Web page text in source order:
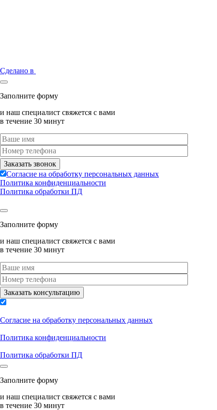
Сделано в
Заполните форму
и наш специалист свяжется с вами
в течение 30 минут
Согласие на обработку персональных данных
Политика конфиденциальности
Политика обработки ПД
Заполните форму
и наш специалист свяжется с вами
в течение 30 минут
Согласие на обработку персональных данных
Политика конфиденциальности
Политика обработки ПД
Заполните форму
и наш специалист свяжется с вами
в течение 30 минут